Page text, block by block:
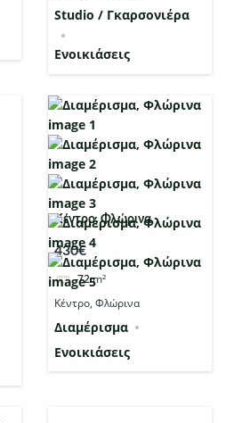
Studio / Γκαρσονιέρα
Ενοικιάσεις
Κέντρο, Φλώρινα
430€
72m²
Κέντρο, Φλώρινα
Διαμέρισμα
Ενοικιάσεις